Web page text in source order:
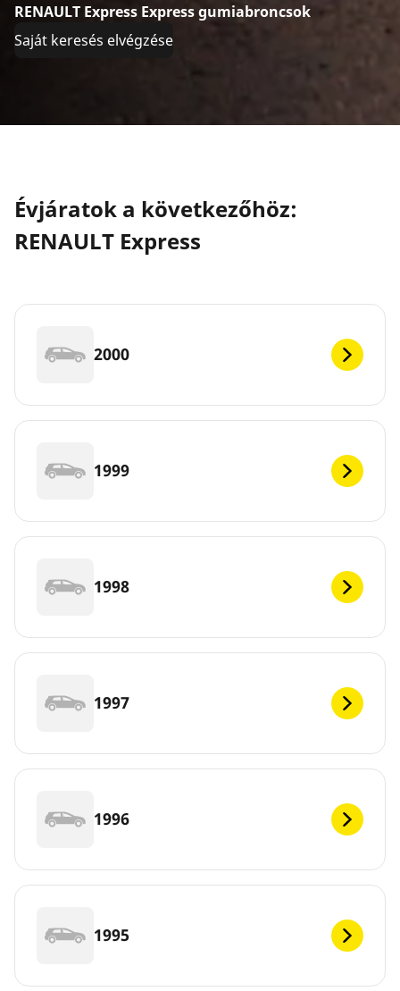
RENAULT Express Express gumiabroncsok
Saját keresés elvégzése
Évjáratok a következőhöz:
RENAULT Express
2000
1999
1998
1997
1996
1995